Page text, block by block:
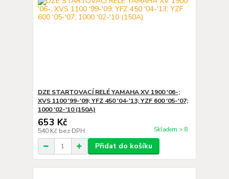
DZE STARTOVACÍ RELÉ YAMAHA XV 1900 '06-;
XVS 1100 '99-'09; YFZ 450 '04-'13; YZF 600 '05-'07;
1000 '02-'10 (150A)
653 Kč
540 Kč bez DPH Skladem > 8
Přidat do košíku